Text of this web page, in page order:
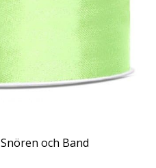
Snören och Band